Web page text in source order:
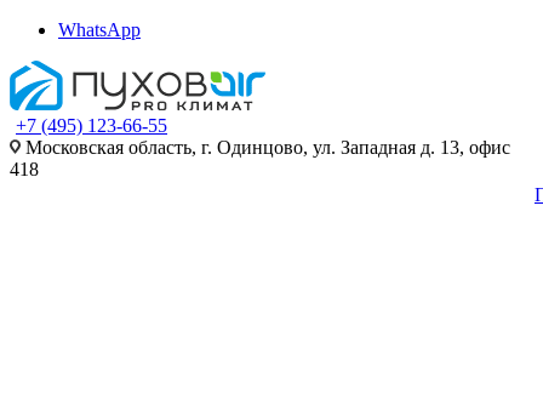
WhatsApp
+7 (495) 123-66-55
Московская область, г. Одинцово, ул. Западная д. 13, офис
418